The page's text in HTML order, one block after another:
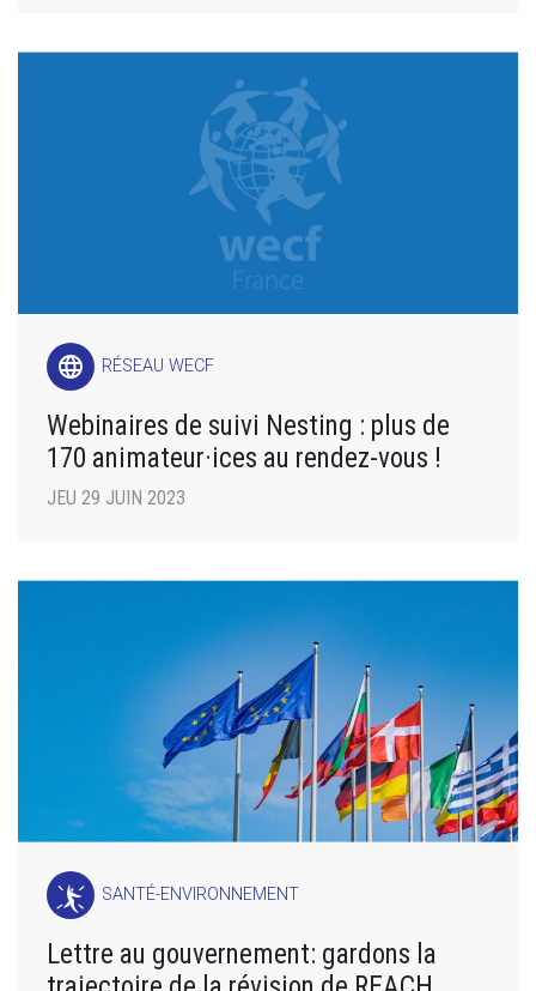
language RÉSEAU WECF
Webinaires de suivi Nesting : plus de
170 animateur·ices au rendez-vous !
JEU 29 JUIN 2023
SANTÉ-ENVIRONNEMENT
Lettre au gouvernement: gardons la